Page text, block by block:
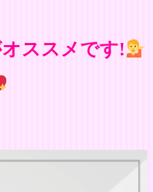
ススメです!